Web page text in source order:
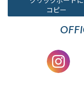
コピー